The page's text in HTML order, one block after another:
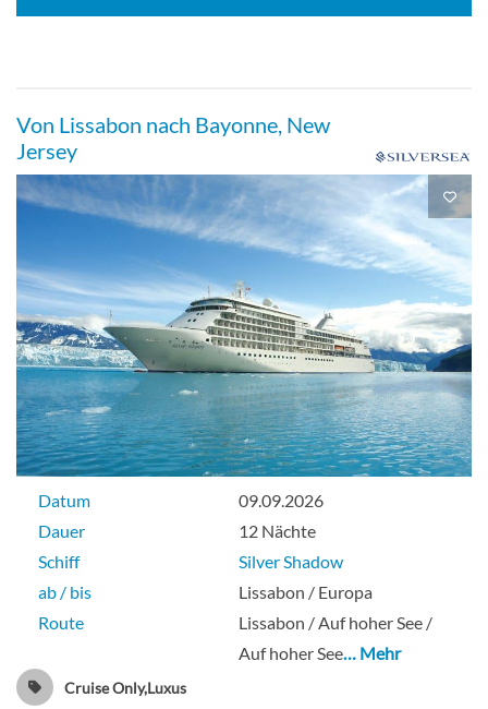
Von Lissabon nach Bayonne, New
Jersey
Datum
09.09.2026
Dauer
12 Nächte
Schiff
Silver Shadow
ab / bis
Lissabon / Europa
Route
Lissabon / Auf hoher See /
Auf hoher See… Mehr
Cruise Only,Luxus